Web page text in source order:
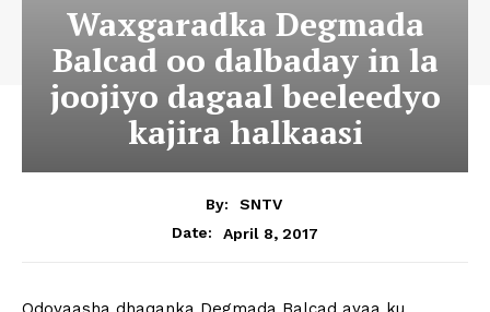
Waxgaradka Degmada
Balcad oo dalbaday in la
joojiyo dagaal beeleedyo
kajira halkaasi
By:
SNTV
Date:
April 8, 2017